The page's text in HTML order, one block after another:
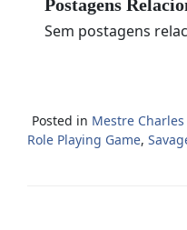
Postagens
Sem postagens
Posted in Mestre Charles
Role Playing Game,